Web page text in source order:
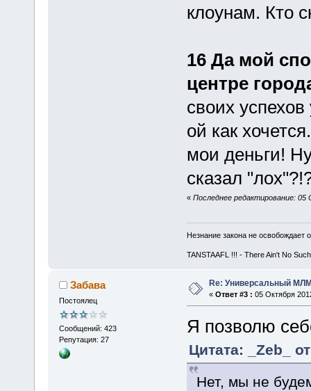
клоунам. Кто
16 Да мой
центре
своих
ой как
мои деньги!
сказал
« Последнее редактирование:
Незнание закона не освобождает
TANSTAAFL !!! - There Ain't No
Забава
Постоялец
Сообщений: 423
Репутация: 27
Re: Универсальный
« Ответ #3 : 05 Октября
Я позволю
Цитата: _Zeb_
Нет, мы не